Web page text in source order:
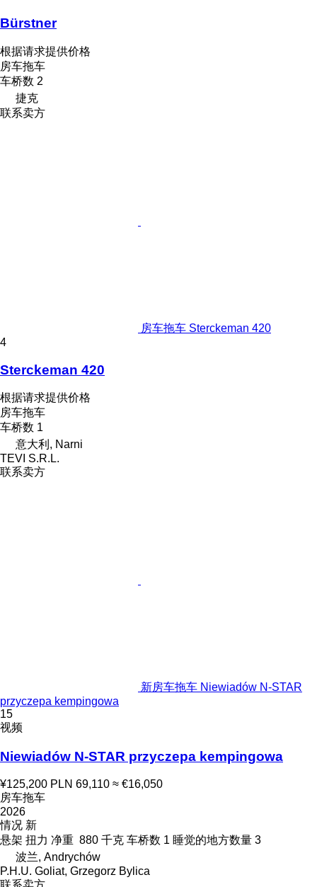
Bürstner
根据请求提供价格
房车拖车
车桥数 2
捷克
联系卖方
房车拖车 Sterckeman 420
4
Sterckeman 420
根据请求提供价格
房车拖车
车桥数 1
意大利, Narni
TEVI S.R.L.
联系卖方
新房车拖车 Niewiadów N-STAR
przyczepa kempingowa
15
视频
Niewiadów N-STAR przyczepa kempingowa
¥125,200 PLN 69,110 ≈ €16,050
房车拖车
2026
情况 新
悬架 扭力 净重 880 千克 车桥数 1 睡觉的地方数量 3
波兰, Andrychów
P.H.U. Goliat, Grzegorz Bylica
联系卖方